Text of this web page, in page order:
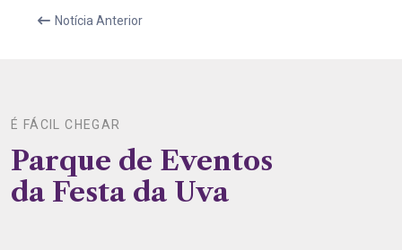
Notícia Anterior
É FÁCIL CHEGAR
Parque de Eventos
da Festa da Uva